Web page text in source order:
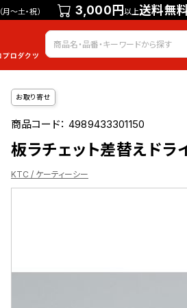
（月～土・祝） 3,000円以上送料無
会員登録
お取り寄せ
商品コード：4989433301150
板ラチェット差替えド
KTC / ケーティーシー